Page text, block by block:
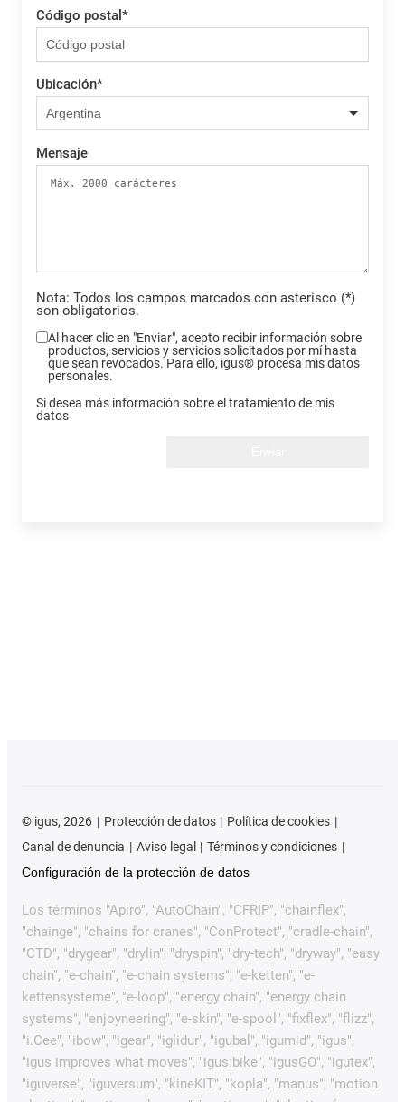
Código postal *
Ubicación*
Mensaje
Nota: Todos los campos marcados con asterisco (*)
son obligatorios.
Al hacer clic en "Enviar", acepto recibir información sobre
productos, servicios y servicios solicitados por mí hasta
que sean revocados. Para ello, igus® procesa mis datos
personales.
Si desea más información sobre el tratamiento de mis
datos
© igus, 2026 Protección de datos
Política de cookies
Canal de denuncia
Aviso legal
Términos y condiciones
Configuración de la protección de datos
Los términos "Apiro", "AutoChain", "CFRIP", "chainflex",
"chainge", "chains for cranes", "ConProtect", "cradle-chain",
"CTD", "drygear", "drylin", "dryspin", "dry-tech", "dryway", "easy
chain", "e-chain", "e-chain systems", "e-ketten", "e-
kettensysteme", "e-loop", "energy chain", "energy chain
systems", "enjoyneering", "e-skin", "e-spool", "fixflex", "flizz",
"i.Cee", "ibow", "igear", "iglidur", "igubal", "igumid", "igus",
"igus improves what moves", "igus:bike", "igusGO", "igutex",
"iguverse", "iguversum", "kineKIT", "kopla", "manus", "motion